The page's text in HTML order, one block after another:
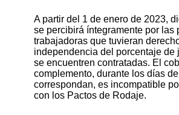
A partir del 1 de enero de 2023,
se percibirá íntegramente por las
trabajadoras que tuvieran
independencia del porcentaje de
se encuentren contratadas. El
complemento, durante los días
correspondan, es incompatible
con los Pactos de Rodaje.